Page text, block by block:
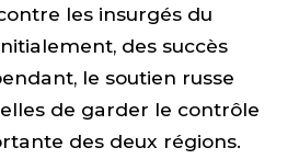
les insurgés du
des succès
le soutien russe
de garder le contrôle
des deux régions.